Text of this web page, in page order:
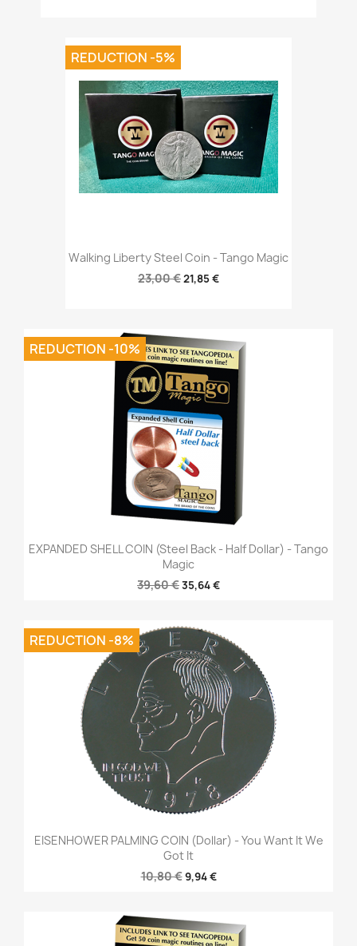
Walking Liberty Steel Coin - Tango Magic
23,00 €21,85 €
REDUCTION -5%
EXPANDED SHELL COIN (Steel Back - Half Dollar) - Tango
Magic
39,60 €35,64 €
REDUCTION -10%
EISENHOWER PALMING COIN (Dollar) - You Want It We
Got It
10,80 €9,94 €
REDUCTION -8%